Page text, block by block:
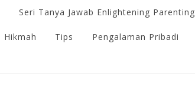
Seri Tanya Jawab Enlightening Parenting
Hikmah Tips Pengalaman Pribadi